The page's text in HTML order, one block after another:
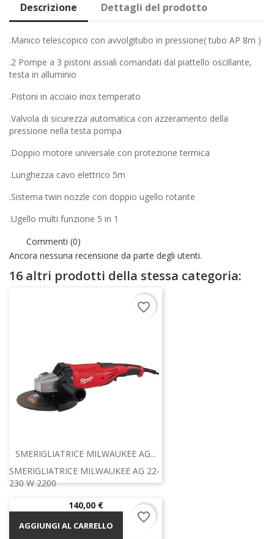
Descrizione Dettagli del prodotto
.Manico telescopico con avvolgitubo in pressione( tubo AP 8m )
.2 Pompe a 3 pistoni assiali comandati dal piattello oscillante,
testa in alluminio
.Pistoni in acciaio inox temperato
.Valvola di sicurezza automatica con azzeramento della
pressione nella testa pompa
.Doppio motore universale con protezione termica
.Lunghezza cavo elettrico 5m
.Sistema twin nozzle con doppio ugello rotante
.Ugello multi funzione 5 in 1
Commenti (0)
Ancora nessuna recensione da parte degli utenti.
16 altri prodotti della stessa categoria:
SMERIGLIATRICE MILWAUKEE AG...
SMERIGLIATRICE MILWAUKEE AG 22-
230 W 2200
Prezzo
140,00 €
AGGIUNGI AL CARRELLO
favorite_border
favorite_border